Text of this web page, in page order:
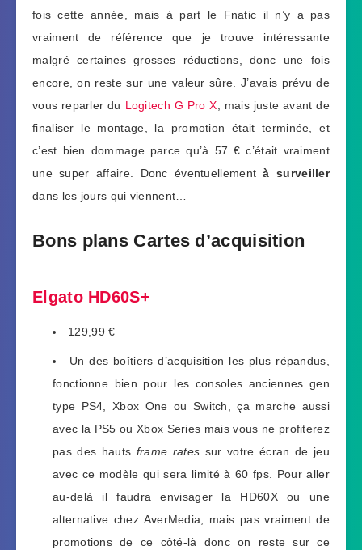
fois cette année, mais à part le Fnatic il n’y a pas
vraiment de référence que je trouve intéressante
malgré certaines grosses réductions, donc une fois
encore, on reste sur une valeur sûre. J’avais prévu de
vous reparler du Logitech G Pro X, mais juste avant de
finaliser le montage, la promotion était terminée, et
c’est bien dommage parce qu’à 57 € c’était vraiment
une super affaire. Donc éventuellementà surveiller
dans les jours qui viennent…
Bons plans Cartes d’acquisition
Elgato HD60S+
129,99 €
Un des boîtiers d’acquisition les plus répandus,
fonctionne bien pour les consoles anciennes gen
type PS4, Xbox One ou Switch, ça marche aussi
avec la PS5 ou Xbox Series mais vous ne profiterez
pas des hauts frame rates sur votre écran de jeu
avec ce modèle qui sera limité à 60 fps. Pour aller
au-delà il faudra envisager la HD60X ou une
alternative chez AverMedia, mais pas vraiment de
promotions de ce côté-là donc on reste sur ce